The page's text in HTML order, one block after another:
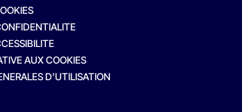
AUX COOKIES
D’UTILISATION